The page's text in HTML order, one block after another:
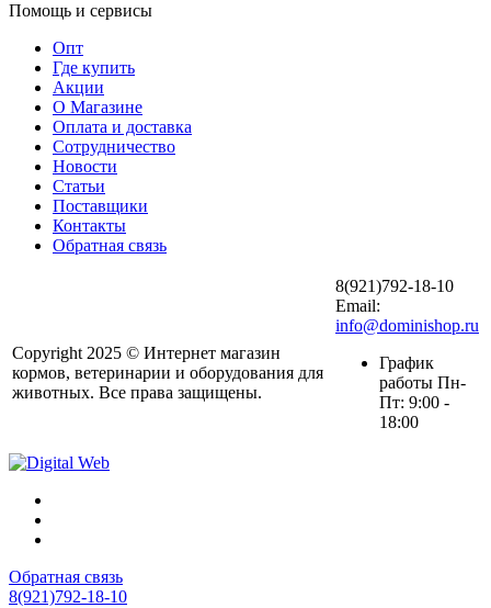
Помощь и сервисы
Опт
Где купить
Акции
О Магазине
Оплата и доставка
Сотрудничество
Новости
Статьи
Поставщики
Контакты
Обратная связь
Copyright 2025 © Интернет магазин
кормов, ветеринарии и оборудования для
животных. Все права защищены.
8(921)792-18-10
Email:
info@dominishop.ru
График
работы Пн-
Пт: 9:00 -
18:00
Обратная связь
8(921)792-18-10